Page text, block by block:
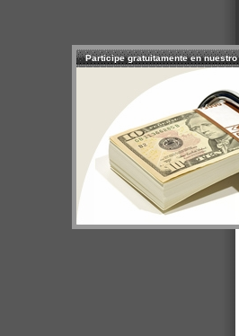
Participe gratuitamente en